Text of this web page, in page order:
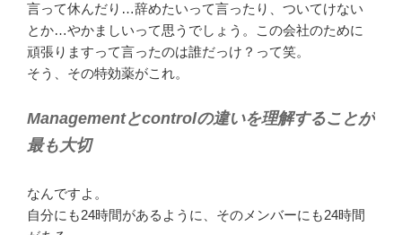
言って休んだり…辞めたいって言ったり、ついてけない
とか…やかましいって思うでしょう。この会社のために
頑張りますって言ったのは誰だっけ？って笑。
そう、その特効薬がこれ。
Managementとcontrolの違いを理解することが
最も大切
なんですよ。
自分にも24時間があるように、そのメンバーにも24時間